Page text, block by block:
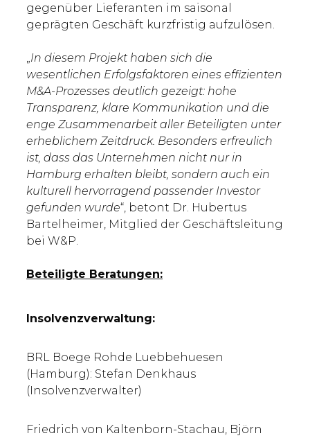
gegenüber Lieferanten im saisonal
geprägten Geschäft kurzfristig aufzulösen.
In diesem Projekt haben sich die
wesentlichen Erfolgsfaktoren eines effizienten
M&A-Prozesses deutlich gezeigt: hohe
Transparenz, klare Kommunikation und die
enge Zusammenarbeit aller Beteiligten unter
erheblichem Zeitdruck. Besonders erfreulich
ist, dass das Unternehmen nicht nur in
Hamburg erhalten bleibt, sondern auch ein
kulturell hervorragend passender Investor
gefunden wurde“, betont Dr. Hubertus
Bartelheimer, Mitglied der Geschäftsleitung
bei W&P.
Beteiligte Beratungen:
Insolvenzverwaltung:
BRL Boege Rohde Luebbehuesen
(Hamburg): Stefan Denkhaus
(Insolvenzverwalter)
Friedrich von Kaltenborn-Stachau, Björn